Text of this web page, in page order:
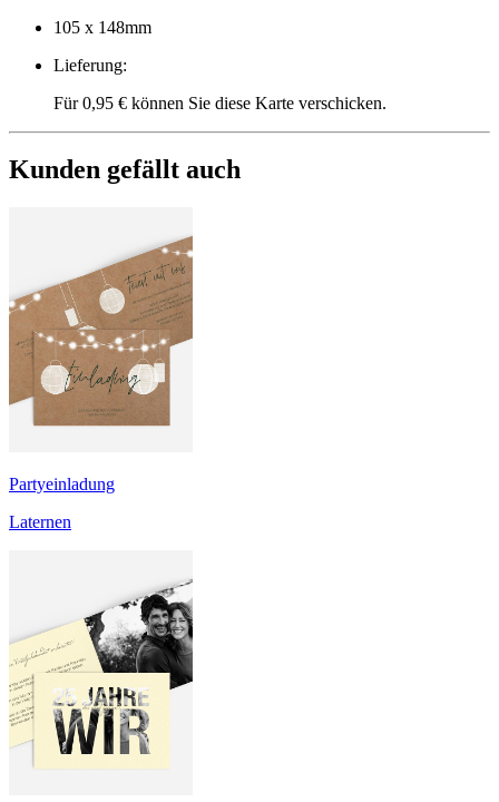
105 x 148mm
Lieferung:
Für 0,95 € können Sie diese Karte verschicken.
Kunden gefällt auch
Partyeinladung
Laternen